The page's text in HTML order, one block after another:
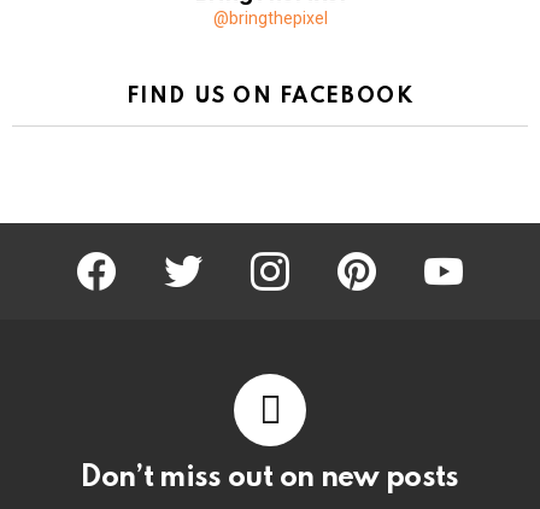
@bringthepixel
FIND US ON FACEBOOK
facebook twitter instagram pinterest youtube
Don’t miss out on new posts